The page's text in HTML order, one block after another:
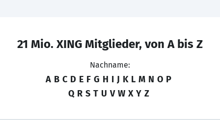
21 Mio. XING Mitglieder, von A bis Z
Nachname:
A B C D E F G H I J K L M N O P
Q R S T U V W X Y Z